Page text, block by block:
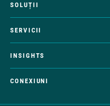
SOLUȚII
SERVICII
INSIGHTS
CONEXIUNI